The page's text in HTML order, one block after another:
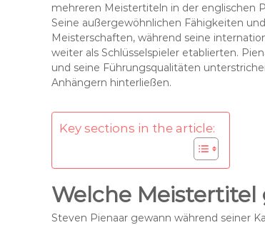
mehreren Meistertiteln in der englischen
Seine außergewöhnlichen Fähigkeiten
Meisterschaften, während seine
weiter als Schlüsselspieler etablierten.
und seine Führungsqualitäten
Anhängern hinterließen.
Key sections in the article:
Welche Meistertitel
Steven Pienaar gewann während seiner